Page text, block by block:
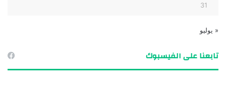
31
« يوليو
تابعنا على الفيسبوك